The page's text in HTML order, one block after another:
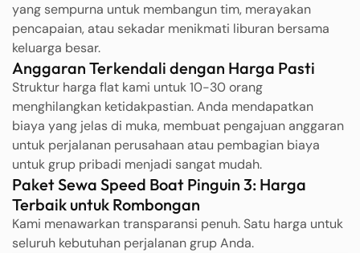
yang sempurna untuk membangun tim, merayakan
pencapaian, atau sekadar menikmati liburan bersama
keluarga besar.
Anggaran Terkendali dengan Harga Pasti
Struktur harga flat kami untuk 10-30 orang
menghilangkan ketidakpastian. Anda mendapatkan
biaya yang jelas di muka, membuat pengajuan anggaran
untuk perjalanan perusahaan atau pembagian biaya
untuk grup pribadi menjadi sangat mudah.
Paket Sewa Speed Boat Pinguin 3: Harga
Terbaik untuk Rombongan
Kami menawarkan transparansi penuh. Satu harga untuk
seluruh kebutuhan perjalanan grup Anda.